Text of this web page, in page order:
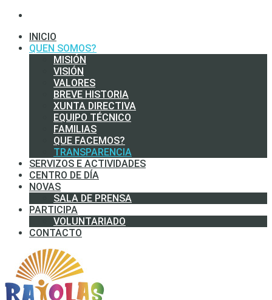
INICIO
QUEN SOMOS?
MISIÓN
VISIÓN
VALORES
BREVE HISTORIA
XUNTA DIRECTIVA
EQUIPO TÉCNICO
FAMILIAS
QUE FACEMOS?
TRANSPARENCIA
SERVIZOS E ACTIVIDADES
CENTRO DE DÍA
NOVAS
SALA DE PRENSA
PARTICIPA
VOLUNTARIADO
CONTACTO